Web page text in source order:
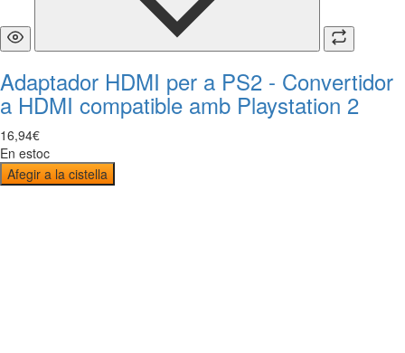
Adaptador HDMI per a PS2 - Convertidor
a HDMI compatible amb Playstation 2
16,94€
En estoc
Afegir a la cistella